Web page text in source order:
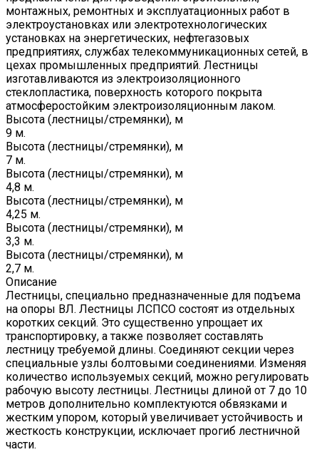
монтажных, ремонтных и эксплуатационных работ в
электроустановках или электротехнологических
установках на энергетических, нефтегазовых
предприятиях, службах телекоммуникационных сетей, в
цехах промышленных предприятий. Лестницы
изготавливаются из электроизоляционного
стеклопластика, поверхность которого покрыта
атмосферостойким электроизоляционным лаком.
Высота (лестницы/стремянки), м
9 м.
Высота (лестницы/стремянки), м
7 м.
Высота (лестницы/стремянки), м
4,8 м.
Высота (лестницы/стремянки), м
4,25 м.
Высота (лестницы/стремянки), м
3,3 м.
Высота (лестницы/стремянки), м
2,7 м.
Описание
Лестницы, специально предназначенные для подъема
на опоры ВЛ. Лестницы ЛСПСО состоят из отдельных
коротких секций. Это существенно упрощает их
транспортировку, а также позволяет составлять
лестницу требуемой длины. Соединяют секции через
специальные узлы болтовыми соединениями. Изменяя
количество используемых секций, можно регулировать
рабочую высоту лестницы. Лестницы длиной от 7 до 10
метров дополнительно комплектуются обвязками и
жестким упором, который увеличивает устойчивость и
жесткость конструкции, исключает прогиб лестничной
части.